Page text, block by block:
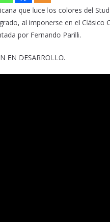
que luce los colores del
al imponerse en el Clásico
por Fernando Parilli.
EN DESARROLLO.